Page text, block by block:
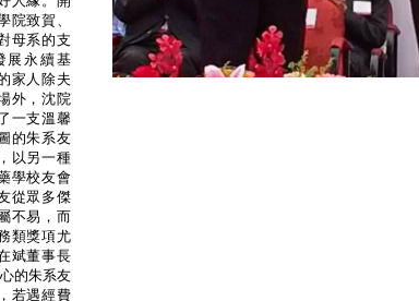
院致賀、
母系的支
展永續基
家人除夫
外，沈院
一支溫馨
的朱系友
以另一種
學校友會
從眾多傑
不易，而
類獎項尤
斌董事長
的朱系友
若遇經費